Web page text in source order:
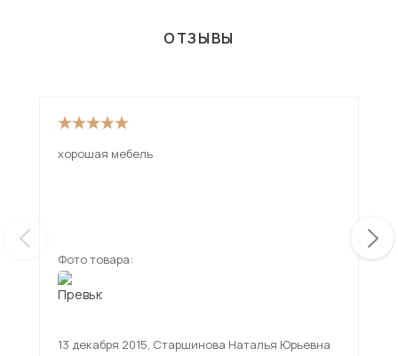
ОТЗЫВЫ
хорошая мебель
Фото товара:
13 декабря 2015, Старшинова Наталья Юрьевна